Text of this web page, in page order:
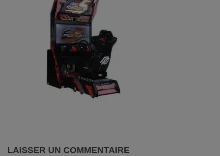
LAISSER UN COMMENTAIRE